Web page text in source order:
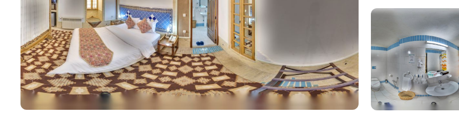
гостей. Среди них бассейн, фитнес-центр, спа-салон, залы для проведения встреч и банкетов, что делает его
идеальным выбором как для туристов, так и для деловых людей.
Помимо своих физических характеристик, Moshir Hotel занимает особое место в сердцах как местных жителей,
так и гостей города. Историческое значение и культурное наследие отеля делают его культовой
достопримечательностью Йезда, придавая городу очарование и привлекательность. Величественная
архитектура, сложные детали и чарующая атмосфера отеля делают его популярным местом для туристов,
стремящихся получить подлинные и незабываемые впечатления.